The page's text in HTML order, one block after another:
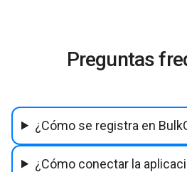
Preguntas
¿Cómo se registra en
¿Cómo conectar la